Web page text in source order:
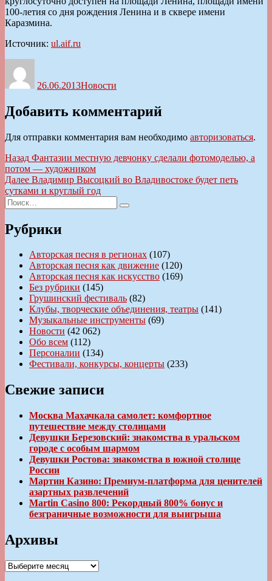
100-летия со дня рождения Ленина и в сквере имени
Каразмина.
Источник: ul.aif.ru
26.06.2013Новости
Добавить комментарий
Для отправки комментария вам необходимо авторизоваться.
Навигация
по
записям
Назад Предыдущая
запись:
Фантазии местную девчонку сделали фотомоделью, а
потом — художником
Далее Следующая
запись:
Владимир Высоцкий во Владивостоке будет петь
сутками и круглый год
Искать:
Поиск
Рубрики
Авторская песня в регионах (107)
Авторская песня как движение (120)
Авторская песня как искусство (169)
Без рубрики (145)
Грушинский фестиваль (82)
Клубы, творческие объединения, театры (141)
Музыкальные инструменты (69)
Новости (42 062)
Обо всем (112)
Персоналии (134)
Фестивали, конкурсы, концерты (233)
Свежие записи
Москва Махачкала самолет: комфортное
путешествие между столицами
Девушки Березовский: знакомства в уральском
городе с особым шармом
Девушки Ростова: знакомства в южной столице
России
Мартин Казино: Премиум-платформа для ценителей
азартных развлечений
Martin Casino 800: Рекордный 800% бонус и
безграничные возможности для выигрыша
Архивы
Архивы